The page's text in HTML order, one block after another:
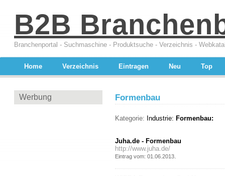
B2B
Branchenportal - Suchmaschine - Produktsuche - Verzeichnis -
Home Verzeichnis Eintragen Neu Top
Werbung Formenbau
Kategorie: Industrie: Formenbau:
Juha.de - Formenbau
http://www.juha.de/
Eintrag vom: 01.06.2013.